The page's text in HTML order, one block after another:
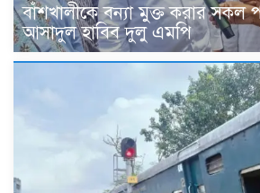
বাঁশখালীকে বন্যা মুক্ত করার সকল
আসাদুল হাবিব দুলু এমপি